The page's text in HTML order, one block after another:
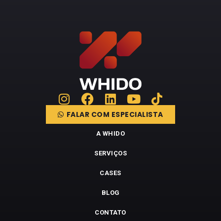
FALAR COM ESPECIALISTA
A WHIDO
SERVIÇOS
CASES
BLOG
CONTATO